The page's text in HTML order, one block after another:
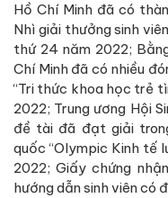
Hồ Chí Minh đã có
Nhì giải thưởng sinh
thứ 24 năm 2022;
Chí Minh đã có nhiều
“Tri thức khoa học trẻ
2022; Trung ương Hội
đề tài đã đạt giải
quốc “Olympic Kinh tế
2022; Giấy chứng
hướng dẫn sinh viên có